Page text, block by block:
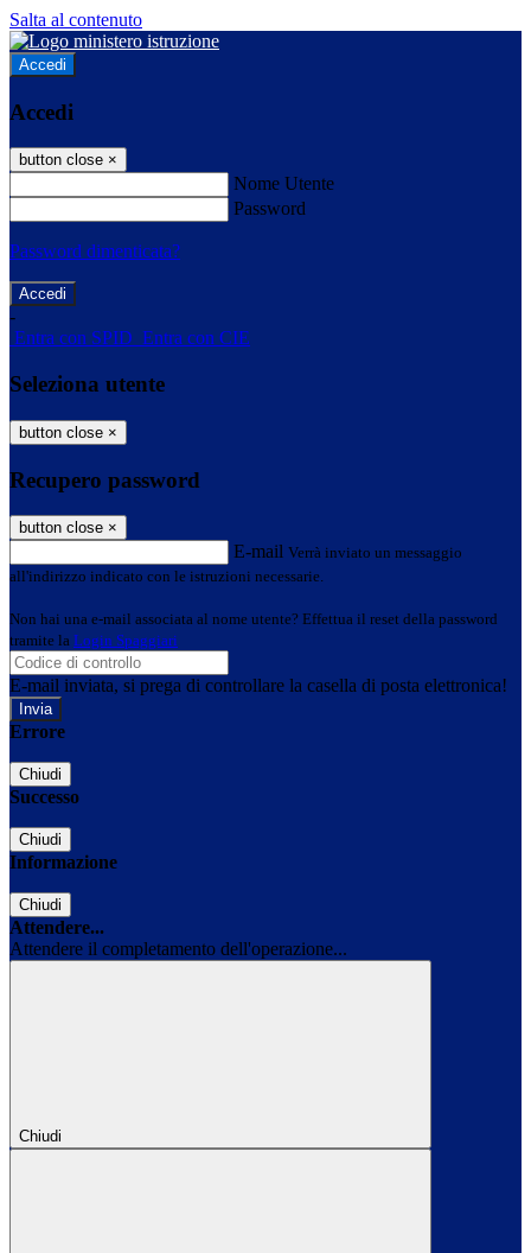
Salta al contenuto
Accedi
Accedi
button close ×
Nome Utente
Password
Password dimenticata?
-
Entra con SPID Entra con CIE
Seleziona utente
button close ×
Recupero password
button close ×
E-mail Verrà inviato un messaggio
all'indirizzo indicato con le istruzioni necessarie.
Non hai una e-mail associata al nome utente? Effettua il reset della password
tramite la Login Spaggiari
E-mail inviata, si prega di controllare la casella di posta elettronica!
Errore
Chiudi
Successo
Chiudi
Informazione
Chiudi
Attendere...
Attendere il completamento dell'operazione...
Chiudi